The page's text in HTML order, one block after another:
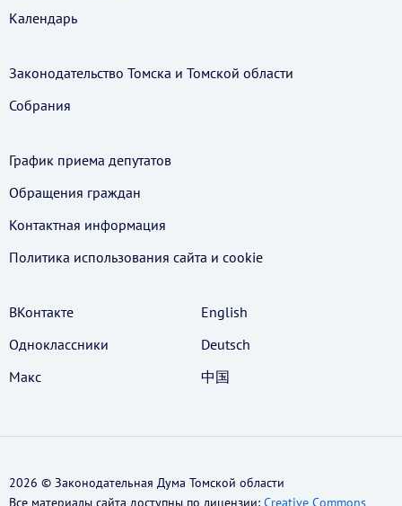
Календарь
Законодательство Томска и Томской области
Собрания
График приема депутатов
Обращения граждан
Контактная информация
Политика использования cайта и cookie
ВКонтакте
Одноклассники
Макс
English
Deutsch
中国
2026 © Законодательная Дума Томской области
Все материалы сайта доступны по лицензии: Creative Commons